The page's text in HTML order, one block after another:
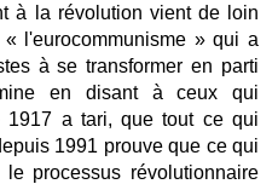
à la révolution vient de loin
l'eurocommunisme » qui a
à se transformer en parti
en disant à ceux qui
1917 a tari, que tout ce qui
1991 prouve que ce qui
processus révolutionnaire